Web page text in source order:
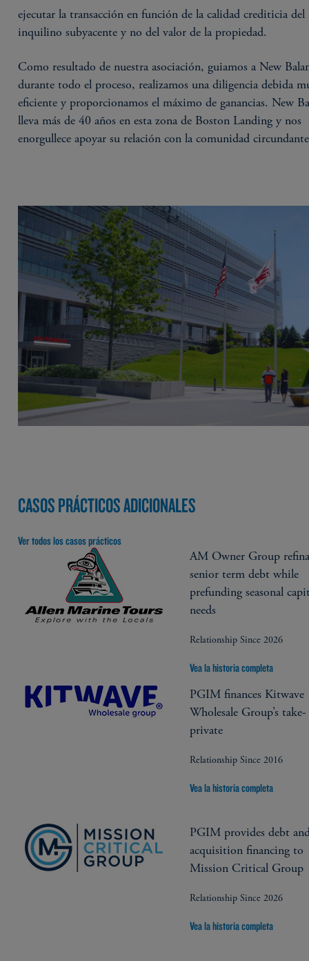
ejecutar la transacción en función de la calidad crediticia del
inquilino subyacente y no del valor de la propiedad.
Como resultado de nuestra asociación, guiamos a New
durante todo el proceso, realizamos una diligencia debida
eficiente y proporcionamos el máximo de ganancias. New
lleva más de 40 años en esta zona de Boston Landing y nos
enorgullece apoyar su relación con la comunidad
CASOS PRÁCTICOS ADICIONALES
Ver todos los casos prácticos
AM Owner Group
senior term debt while
prefunding seasonal
needs
Relationship Since 2026
Vea la historia completa
PGIM finances Kitwave
Wholesale Group’s take-
private
Relationship Since 2016
Vea la historia completa
PGIM provides debt
acquisition financing to
Mission Critical Group
Relationship Since 2026
Vea la historia completa